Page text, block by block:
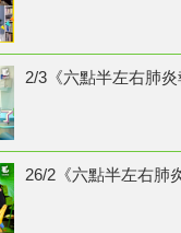
2/3《六點半左右肺
26/2《六點半左右肺